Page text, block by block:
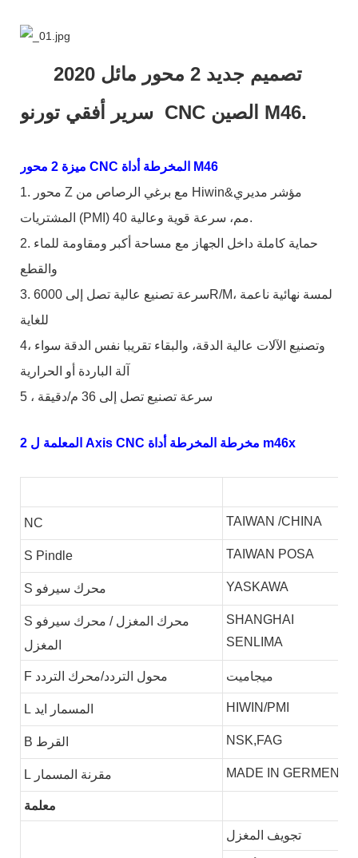
2020 تصميم جديد 2 محور مائل
سرير أفقي تورنو CNC الصين M46.
ميزة 2 محور CNC المخرطة أداة M46
1. محور Z مع برغي الرصاص من Hiwin&مؤشر مديري
المشتريات (PMI) 40 مم، سرعة قوية وعالية.
2. حماية كاملة داخل الجهاز مع مساحة أكبر ومقاومة للماء
والقطع
3. سرعة تصنيع عالية تصل إلى 6000R/M، لمسة نهائية ناعمة
للغاية
4، وتصنيع الآلات عالية الدقة، والبقاء تقريبا نفس الدقة سواء
آلة الباردة أو الحرارية
5 ، سرعة تصنيع تصل إلى 36 م/دقيقة
المعلمة ل 2 Axis CNC مخرطة المخرطة أداة m46x
NC TAIWAN /CHINA
S Pindle TAIWAN POSA
S محرك سيرفو YASKAWA
S
المغزل
SHANGHAI
SENLIMA
F محول التردد/محرك التردد ميجاميت
L المسمار ايد HIWIN/PMI
B القرط NSK,FAG
L مقرنة المسمار MADE IN GERMEN
معلمة
تجويف المغزل